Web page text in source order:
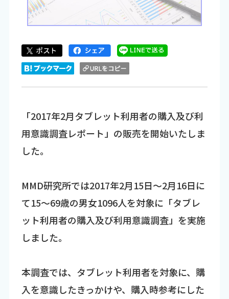
「2017年2月タブレット利用者の購入及び利
用意識調査レポート」の販売を開始いたしま
した。
MMD研究所では2017年2月15日～2月16日に
て15～69歳の男女1096人を対象に「タブレ
ット利用者の購入及び利用意識調査」を実施
しました。
本調査では、タブレット利用者を対象に、購
入を意識したきっかけや、購入時参考にした